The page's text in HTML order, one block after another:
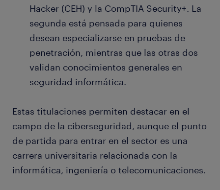
Hacker (CEH) y la CompTIA Security+. La
segunda está pensada para quienes
desean especializarse en pruebas de
penetración, mientras que las otras dos
validan conocimientos generales en
seguridad informática.
Estas titulaciones permiten destacar en el
campo de la ciberseguridad, aunque el punto
de partida para entrar en el sector es una
carrera universitaria relacionada con la
informática, ingeniería o telecomunicaciones.